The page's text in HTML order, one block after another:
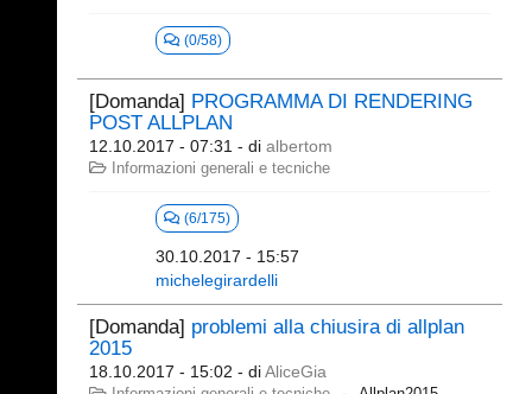
(0/58)
[Domanda] PROGRAMMA DI RENDERING
POST ALLPLAN
12.10.2017 - 07:31 - di albertom
Informazioni generali e tecniche
(6/175)
30.10.2017 - 15:57
michelegirardelli
[Domanda] problemi alla chiusira di allplan
2015
18.10.2017 - 15:02 - diAliceGia